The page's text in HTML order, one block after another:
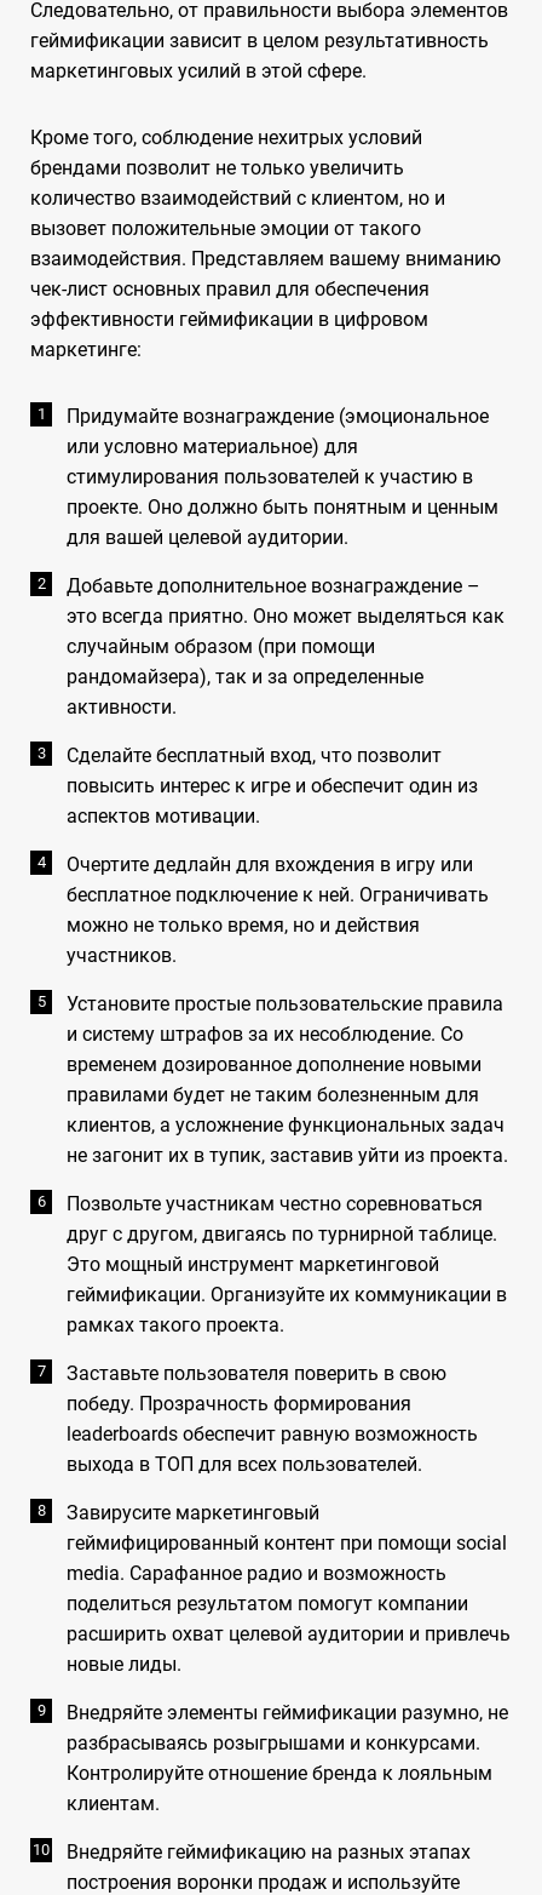
Следовательно, от правильности выбора элементов
геймификации зависит в целом результативность
маркетинговых усилий в этой сфере.
Кроме того, соблюдение нехитрых условий
брендами позволит не только увеличить
количество взаимодействий с клиентом, но и
вызовет положительные эмоции от такого
взаимодействия. Представляем вашему вниманию
чек-лист основных правил для обеспечения
эффективности геймификации в цифровом
маркетинге:
Придумайте вознаграждение (эмоциональное
или условно материальное) для
стимулирования пользователей к участию в
проекте. Оно должно быть понятным и ценным
для вашей целевой аудитории.
Добавьте дополнительное вознаграждение –
это всегда приятно. Оно может выделяться как
случайным образом (при помощи
рандомайзера), так и за определенные
активности.
Сделайте бесплатный вход, что позволит
повысить интерес к игре и обеспечит один из
аспектов мотивации.
Очертите дедлайн для вхождения в игру или
бесплатное подключение к ней. Ограничивать
можно не только время, но и действия
участников.
Установите простые пользовательские правила
и систему штрафов за их несоблюдение. Со
временем дозированное дополнение новыми
правилами будет не таким болезненным для
клиентов, а усложнение функциональных задач
не загонит их в тупик, заставив уйти из проекта.
Позвольте участникам честно соревноваться
друг с другом, двигаясь по турнирной таблице.
Это мощный инструмент маркетинговой
геймификации. Организуйте их коммуникации в
рамках такого проекта.
Заставьте пользователя поверить в свою
победу. Прозрачность формирования
leaderboards обеспечит равную возможность
выхода в ТОП для всех пользователей.
Завирусите маркетинговый
геймифицированный контент при помощи social
media. Сарафанное радио и возможность
поделиться результатом помогут компании
расширить охват целевой аудитории и привлечь
новые лиды.
Внедряйте элементы геймификации разумно, не
разбрасываясь розыгрышами и конкурсами.
Контролируйте отношение бренда к лояльным
клиентам.
Внедряйте геймификацию на разных этапах
построения воронки продаж и используйте